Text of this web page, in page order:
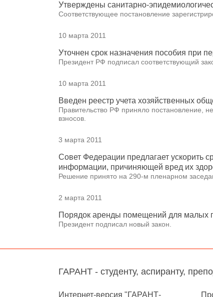
Утверждены санитарно-
Соответствующее постановление
10 марта 2011
Уточнен срок назначения пособия при
Президент РФ подписал соответствующий
10 марта 2011
Введен реестр учета хозяйственных
Правительство РФ приняло постановление,
взносов.
3 марта 2011
Совет Федерации предлагает ускорить
информации, причиняющей вред их
Решение принято на 290-м пленарном
2 марта 2011
Порядок аренды помещений для малых
Президент подписал новый закон.
ГАРАНТ - студенту, аспиранту,
Интернет-версия "ГАРАНТ-